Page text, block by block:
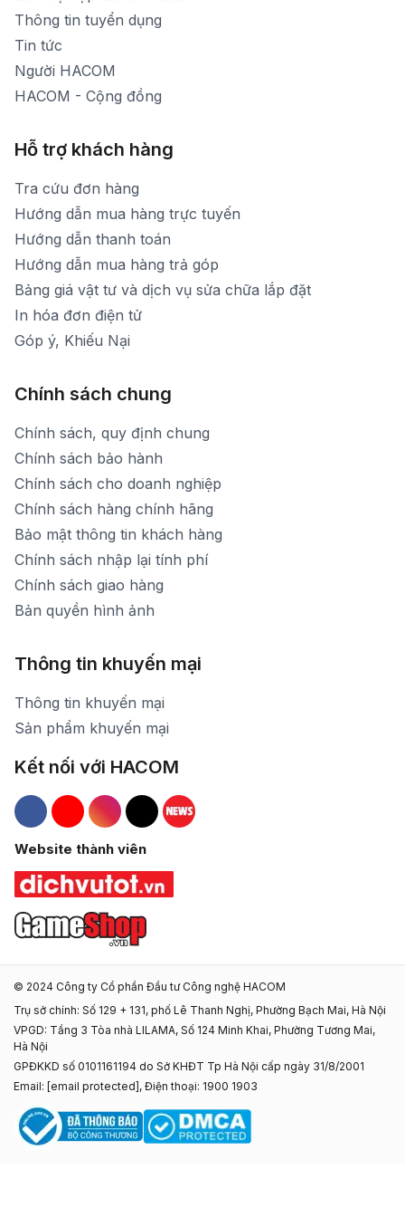
Thời gian mở cửa: Từ 8h30-20h hàng ngày
Thông tin tuyển dụng
Tin tức
Người HACOM
HACOM - Cộng đồng
Hỗ trợ khách hàng
Tra cứu đơn hàng
Hướng dẫn mua hàng trực tuyến
Hướng dẫn thanh toán
Hướng dẫn mua hàng trả góp
Bảng giá vật tư và dịch vụ sửa chữa lắp đặt
In hóa đơn điện tử
Góp ý, Khiếu Nại
Chính sách chung
Chính sách, quy định chung
Chính sách bảo hành
Chính sách cho doanh nghiệp
Chính sách hàng chính hãng
Bảo mật thông tin khách hàng
Chính sách nhập lại tính phí
Chính sách giao hàng
Bản quyền hình ảnh
Thông tin khuyến mại
Thông tin khuyến mại
Sản phẩm khuyến mại
Kết nối với HACOM
Hacom Facebook
Hacom YouTube
Hacom Instagram
Hacom TikTok
Website thành viên
© 2024 Công ty Cổ phần Đầu tư Công nghệ HACOM
Trụ sở chính: Số 129 + 131, phố Lê Thanh Nghị, Phường Bạch Mai, Hà Nội
VPGD: Tầng 3 Tòa nhà LILAMA, Số 124 Minh Khai, Phường Tương Mai,
Hà Nội
GPĐKKD số 0101161194 do Sở KHĐT Tp Hà Nội cấp ngày 31/8/2001
Email: [email protected] , Điện thoại: 1900 1903